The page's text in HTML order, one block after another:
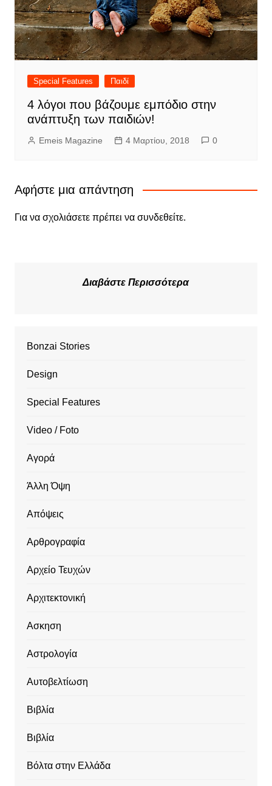
Special Features Παιδί
4 λόγοι που βάζουμε εμπόδιο στην
ανάπτυξη των παιδιών!
Emeis Magazine 4 Μαρτίου, 2018 0
Αφήστε μια απάντηση
Για να σχολιάσετε πρέπει να συνδεθείτε.
Διαβάστε Περισσότερα
Bonzai Stories
Design
Special Features
Video / Foto
Αγορά
Άλλη Όψη
Απόψεις
Αρθρογραφία
Αρχείο Τευχών
Αρχιτεκτονική
Ασκηση
Αστρολογία
Αυτοβελτίωση
Βιβλία
Βιβλία
Βόλτα στην Ελλάδα